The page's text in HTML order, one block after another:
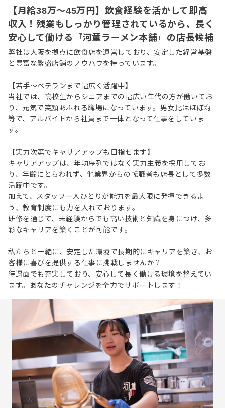
【月給38万〜45万円】飲食経験を活かして即高
収入！残業もしっかり管理されているから、長く
安心して働ける『河童ラーメン本舗』の店長候補
弊社は大阪を拠点に飲食店を運営しており、安定した経営基盤
と豊富な繁盛店舗のノウハウを持っています。
【若手～ベテランまで幅広く活躍中】
当社では、高校生からシニアまでの幅広い年代の方が働いてお
り、元気で笑顔あふれる職場になっています。男女比はほぼ均
等で、アルバイトから社員まで一体となって仕事をしていま
す。
【実力次第でキャリアアップも目指せます】
キャリアアップは、年功序列ではなく実力主義を採用してお
り、年齢にとらわれず、他業界からの転職者も店長として多数
活躍中です。
加えて、スタッフ一人ひとりが能力を最大限に発揮できるよ
う、教育制度にも力を入れております。
研修を通じて、未経験からでも高い技術と知識を身につけ、多
彩なキャリアを築くことが可能です。
私たちと一緒に、安定した環境で長期的にキャリアを築き、お
客様に喜びを提供する仕事に挑戦しませんか？
待遇面でも充実しており、安心して長く働ける環境を整えてい
ます。あなたのチャレンジを全力でサポートします！